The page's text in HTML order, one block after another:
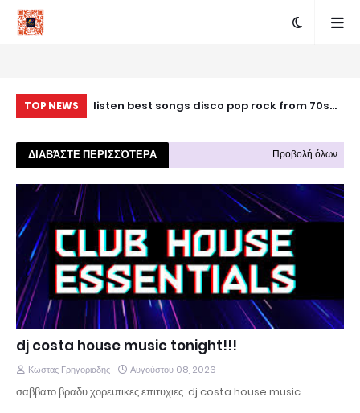
TOP NEWS
listen best songs disco pop rock from 70s
ΔΙΑΒΆΣΤΕ ΠΕΡΙΣΣΌΤΕΡΑ Προβολή όλων
dj costa house music tonight!!!
Κωστας Γρηγοριαδης Αυγούστου 08, 2026
σαββατο βραδυ χορευτικες επιτυχιες dj costa house music